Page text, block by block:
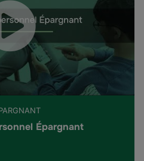
Épargnant